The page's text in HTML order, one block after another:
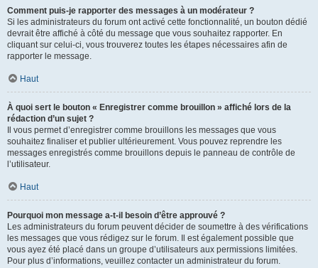
Comment puis-je rapporter des messages à un modérateur ?
Si les administrateurs du forum ont activé cette fonctionnalité, un bouton dédié
devrait être affiché à côté du message que vous souhaitez rapporter. En
cliquant sur celui-ci, vous trouverez toutes les étapes nécessaires afin de
rapporter le message.
Haut
À quoi sert le bouton « Enregistrer comme brouillon » affiché lors de la
rédaction d’un sujet ?
Il vous permet d’enregistrer comme brouillons les messages que vous
souhaitez finaliser et publier ultérieurement. Vous pouvez reprendre les
messages enregistrés comme brouillons depuis le panneau de contrôle de
l’utilisateur.
Haut
Pourquoi mon message a-t-il besoin d’être approuvé ?
Les administrateurs du forum peuvent décider de soumettre à des vérifications
les messages que vous rédigez sur le forum. Il est également possible que
vous ayez été placé dans un groupe d’utilisateurs aux permissions limitées.
Pour plus d’informations, veuillez contacter un administrateur du forum.